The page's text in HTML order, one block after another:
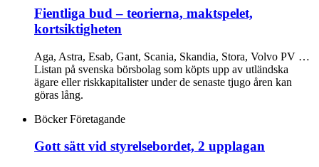
Fientliga bud – teorierna, maktspelet,
kortsiktigheten
Aga, Astra, Esab, Gant, Scania, Skandia, Stora, Volvo PV …
Listan på svenska börsbolag som köpts upp av utländska
ägare eller riskkapitalister under de senaste tjugo åren kan
göras lång.
Böcker Företagande
Gott sätt vid styrelsebordet, 2 upplagan